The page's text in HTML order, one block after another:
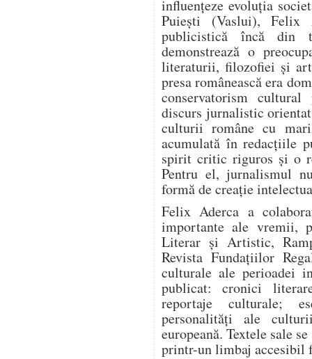
influențeze evoluția
Puiești (Vaslui), Felix
publicistică încă din
demonstrează o
literaturii, filozofiei și
presa românească era
conservatorism
discurs jurnalistic
culturii române cu
acumulată în redacțiile
spirit critic riguros și o
Pentru el, jurnalismul
formă de creație
Felix Aderca a
importante ale vremii,
Literar și Artistic,
Revista Fundațiilor
culturale ale perioadei
publicat: cronici
reportaje culturale;
personalități ale
europeană. Textele sale
printr-un limbaj accesibil